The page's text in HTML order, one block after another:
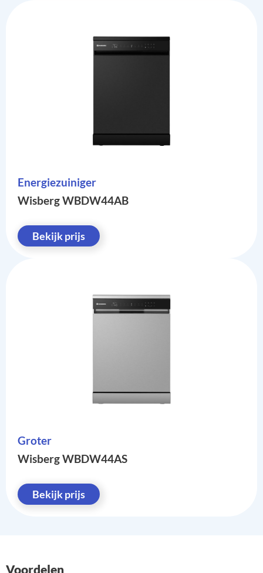
Energiezuiniger
Wisberg WBDW44AB
Bekijk prijs
Groter
Wisberg WBDW44AS
Bekijk prijs
Voordelen